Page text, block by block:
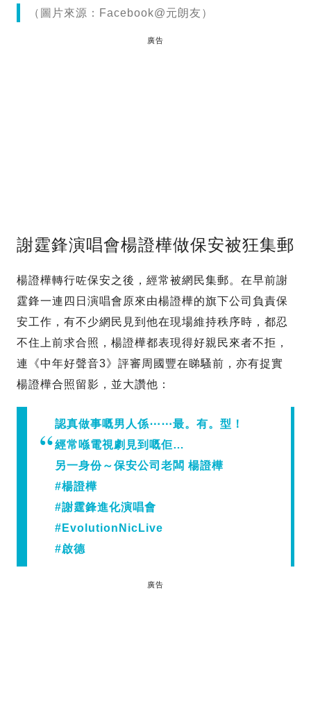
（圖片來源：Facebook@元朗友）
廣告
謝霆鋒演唱會楊證樺做保安被狂集郵
楊證樺轉行咗保安之後，經常被網民集郵。在早前謝
霆鋒一連四日演唱會原來由楊證樺的旗下公司負責保
安工作，有不少網民見到他在現場維持秩序時，都忍
不住上前求合照，楊證樺都表現得好親民來者不拒，
連《中年好聲音3》評審周國豐在睇騷前，亦有捉實
楊證樺合照留影，並大讚他：
認真做事嘅男人係⋯⋯最。有。型！
經常喺電視劇見到嘅佢…
另一身份～保安公司老闆 楊證樺
#楊證樺
#謝霆鋒進化演唱會
#EvolutionNicLive
#啟德
廣告